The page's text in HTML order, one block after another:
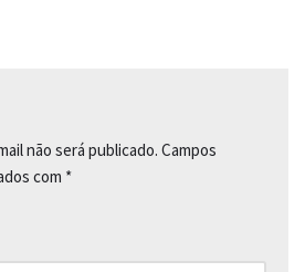
não será publicado. Campos
com *